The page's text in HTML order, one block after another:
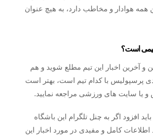
همه هوادار و مخاطب دارد، به هیچ عنوان
تیمی است؟
و آخرین اخبار این تیم مطلع شوید و هم
پرسپولیس با کدام تیم است، بهتر است
یا سایت های ورزشی مراجعه نمایید.
افزود اگر به چنل تلگرام این باشگاه
اطلاعات کامل و مفیدی در مورد اخبار این